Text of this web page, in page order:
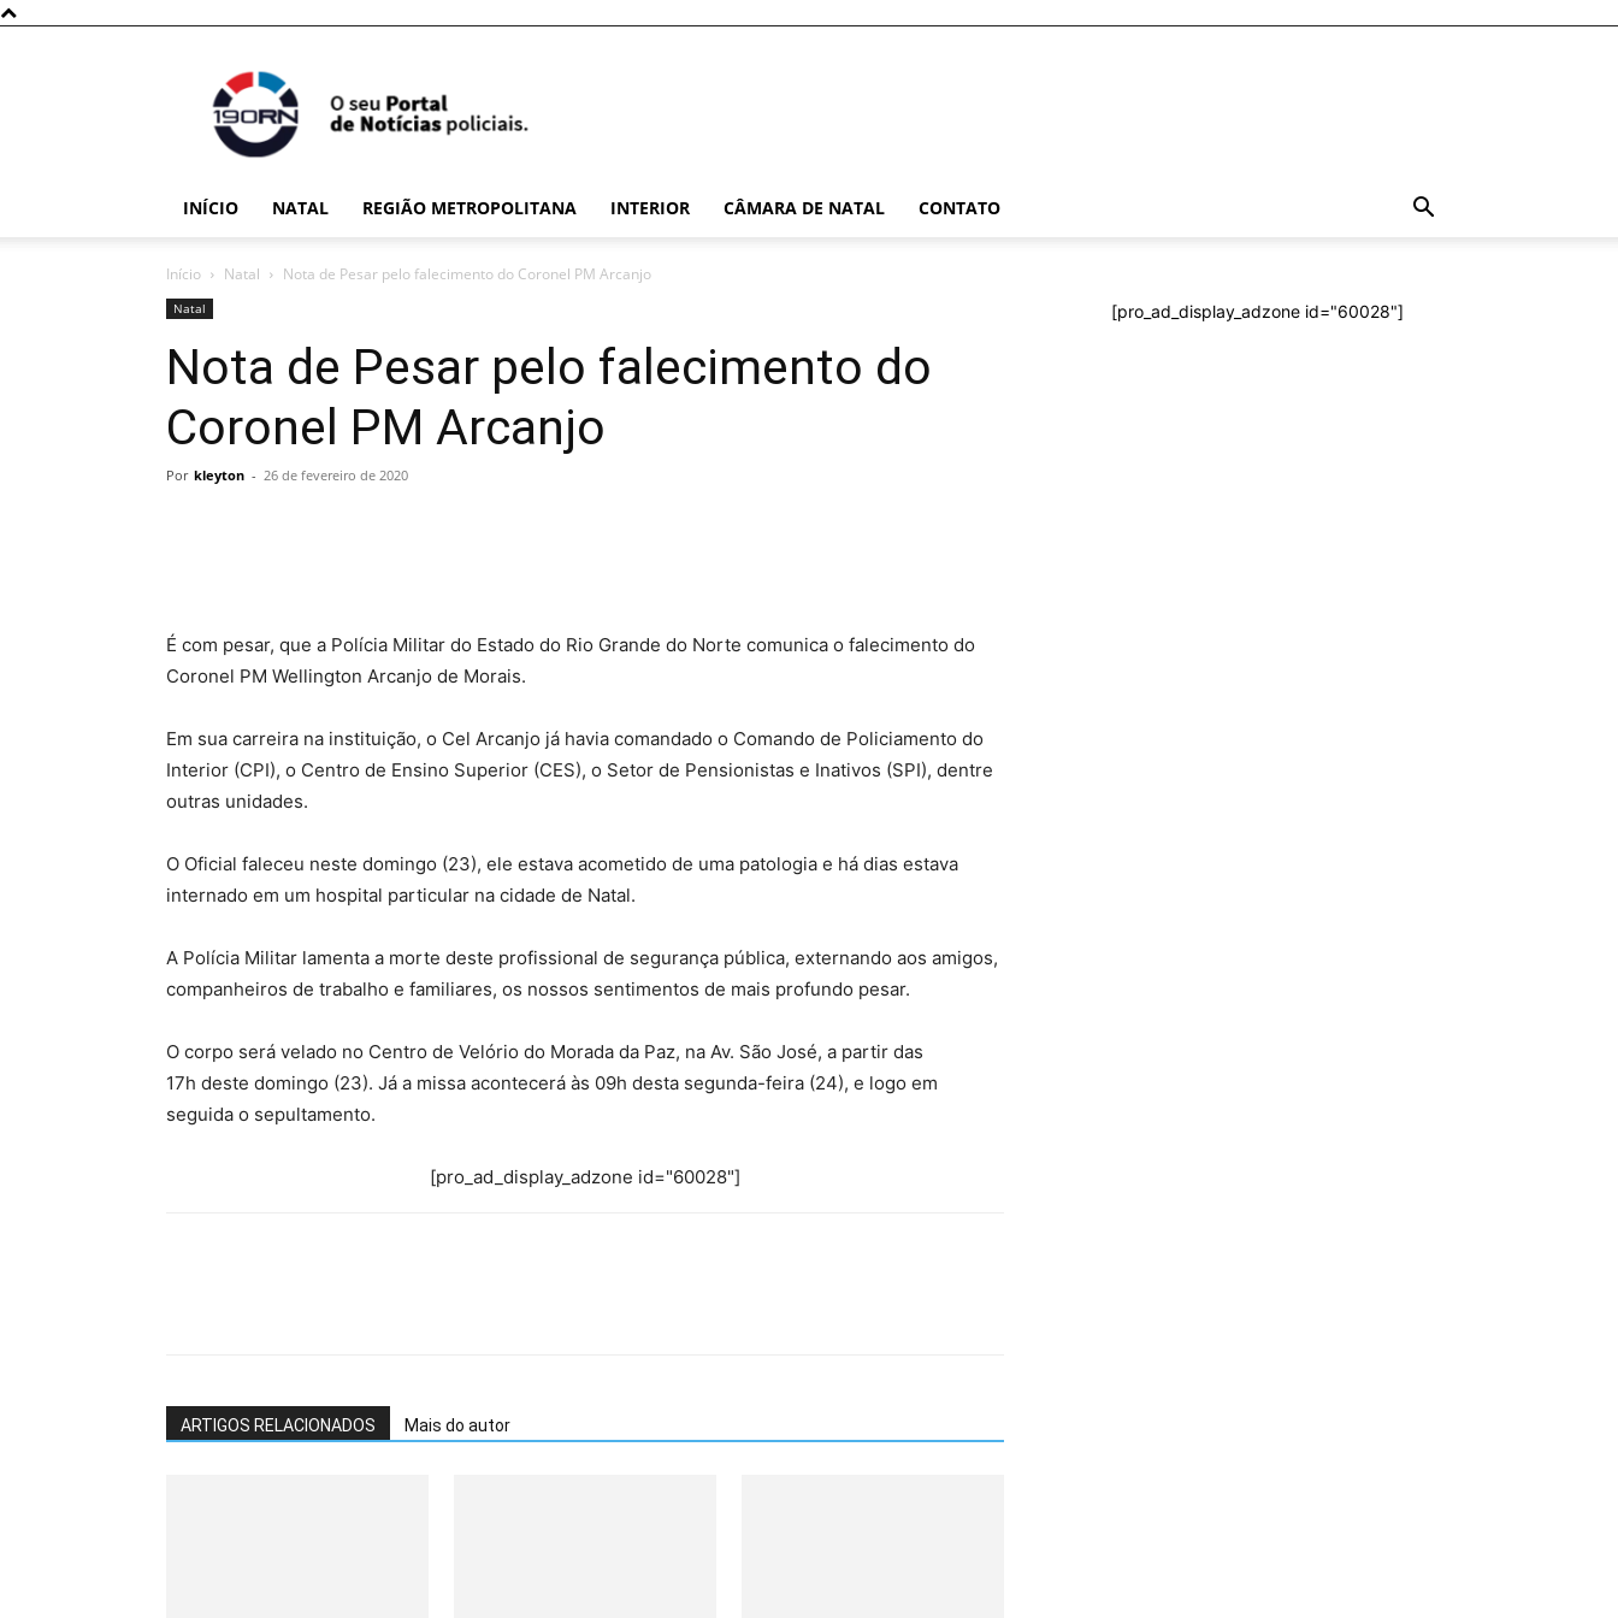
INÍCIO NATAL REGIÃO METROPOLITANA INTERIOR CÂMARA DE NATAL CONTATO
Início Natal Nota de Pesar pelo falecimento do Coronel PM Arcanjo
Natal
Nota de Pesar pelo falecimento do
Coronel PM Arcanjo
Por kleyton - 26 de fevereiro de 2020
É com pesar, que a Polícia Militar do Estado do Rio Grande do Norte comunica o falecimento do
Coronel PM Wellington Arcanjo de Morais.
Em sua carreira na instituição, o Cel Arcanjo já havia comandado o Comando de Policiamento do
Interior (CPI), o Centro de Ensino Superior (CES), o Setor de Pensionistas e Inativos (SPI), dentre
outras unidades.
O Oficial faleceu neste domingo (23), ele estava acometido de uma patologia e há dias estava
internado em um hospital particular na cidade de Natal.
A Polícia Militar lamenta a morte deste profissional de segurança pública, externando aos amigos,
companheiros de trabalho e familiares, os nossos sentimentos de mais profundo pesar.
O corpo será velado no Centro de Velório do Morada da Paz, na Av. São José, a partir das
17h deste domingo (23). Já a missa acontecerá às 09h desta segunda-feira (24), e logo em
seguida o sepultamento.
[pro_ad_display_adzone id="60028"]
ARTIGOS RELACIONADOS Mais do autor
[pro_ad_display_adzone id="60028"]